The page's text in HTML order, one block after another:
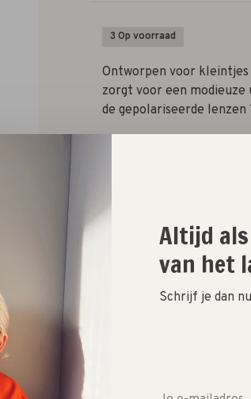
3 Op voorraad
Ontworpen voor
zorgt voor een
de gepolariseerde lenzen
Toevoegen aan
Altijd
van het
Schrijf je dan